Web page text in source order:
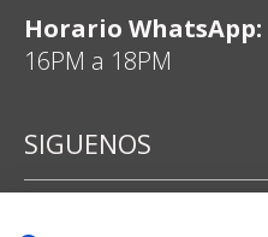
Horario WhatsApp:
16PM a 18PM
SIGUENOS